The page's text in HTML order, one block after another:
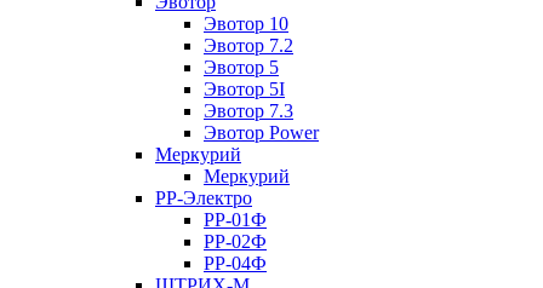
Эвотор 10
Эвотор 7.2
Эвотор 5
Эвотор 5I
Эвотор 7.3
Эвотор Power
Меркурий
Меркурий
РР-Электро
РР-01Ф
РР-02Ф
РР-04Ф